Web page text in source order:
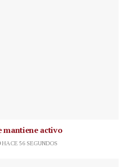
mantiene activo
HACE 56 SEGUNDOS